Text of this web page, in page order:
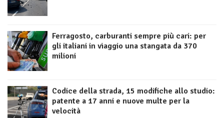
Ferragosto, carburanti sempre più cari: per
gli italiani in viaggio una stangata da 370
milioni
Codice della strada, 15 modifiche allo studio:
patente a 17 anni e nuove multe per la
velocità